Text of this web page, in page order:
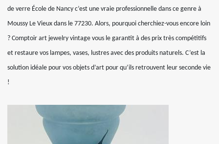
de verre École de Nancy c’est une vraie professionnelle dans ce genre à
Moussy Le Vieux dans le 77230. Alors, pourquoi cherchiez-vous encore loin
? Comptoir art jewelry vintage vous le garantit à des prix très compétitifs
et restaure vos lampes, vases, lustres avec des produits naturels. C’est la
solution idéale pour vos objets d’art pour qu’ils retrouvent leur seconde vie
!